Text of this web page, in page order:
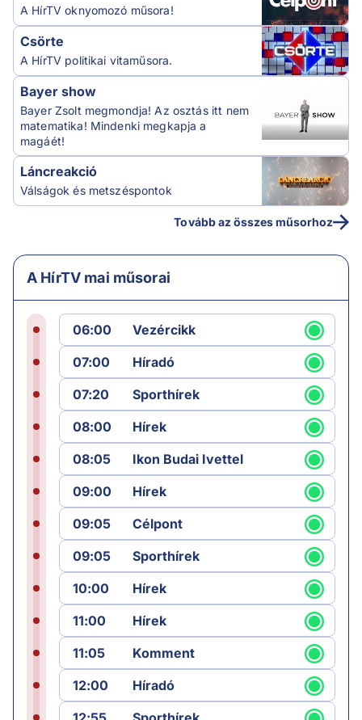
A HírTV oknyomozó műsora!
Csörte
A HírTV politikai vitaműsora.
Bayer show
Bayer Zsolt megmondja! Az osztás itt nem
matematika! Mindenki megkapja a
magáét!
Láncreakció
Válságok és metszéspontok
Tovább az összes műsorhoz
A HírTV mai műsorai
06:00
Vezércikk
07:00
Híradó
07:20
Sporthírek
08:00
Hírek
08:05
Ikon Budai Ivettel
09:00
Hírek
09:05
Célpont
09:05
Sporthírek
10:00
Hírek
11:00
Hírek
11:05
Komment
12:00
Híradó